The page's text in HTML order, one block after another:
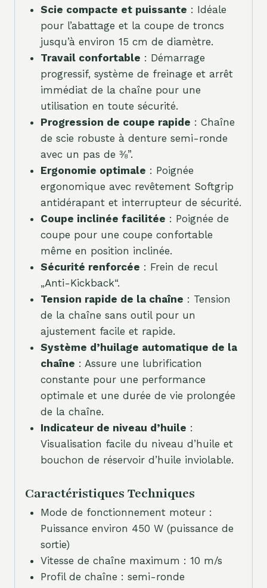
Scie compacte et puissante : Idéale
pour l’abattage et la coupe de troncs
jusqu’à environ 15 cm de diamètre.
Travail confortable : Démarrage
progressif, système de freinage et arrêt
immédiat de la chaîne pour une
utilisation en toute sécurité.
Progression de coupe rapide : Chaîne
de scie robuste à denture semi-ronde
avec un pas de ⅜”.
Ergonomie optimale : Poignée
ergonomique avec revêtement Softgrip
antidérapant et interrupteur de sécurité.
Coupe inclinée facilitée : Poignée de
coupe pour une coupe confortable
même en position inclinée.
Sécurité renforcée : Frein de recul
„Anti-Kickback“.
Tension rapide de la chaîne : Tension
de la chaîne sans outil pour un
ajustement facile et rapide.
Système d’huilage automatique de la
chaîne : Assure une lubrification
constante pour une performance
optimale et une durée de vie prolongée
de la chaîne.
Indicateur de niveau d’huile :
Visualisation facile du niveau d’huile et
bouchon de réservoir d’huile inviolable.
Caractéristiques Techniques
Mode de fonctionnement moteur :
Puissance environ 450 W (puissance de
sortie)
Vitesse de chaîne maximum : 10 m/s
Profil de chaîne : semi-ronde